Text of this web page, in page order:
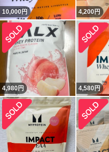
10,000円 4,200円
4,980円 4,580円